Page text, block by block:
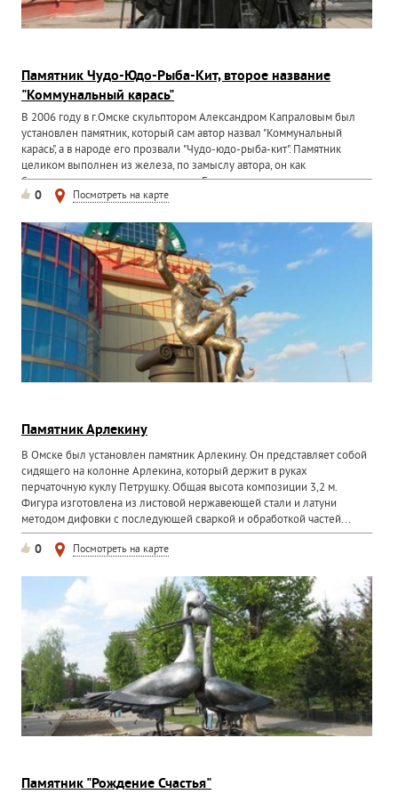
Памятник Чудо-Юдо-Рыба-Кит, второе название
"Коммунальный карась"
В 2006 году в г.Омске скульптором Александром Капраловым был
установлен памятник, который сам автор назвал "Коммунальный
карась", а в народе его прозвали "Чудо-юдо-рыба-кит". Памятник
целиком выполнен из железа, по замыслу автора, он как
бы символизирует весь мир вокруг. Есть еще и...
0 Посмотреть на карте
Памятник Арлекину
В Омске был установлен памятник Арлекину. Он представляет собой
сидящего на колонне Арлекина, который держит в руках
перчаточную куклу Петрушку. Общая высота композиции 3,2 м.
Фигура изготовлена из листовой нержавеющей стали и латуни
методом дифовки с последующей сваркой и обработкой частей...
0 Посмотреть на карте
Памятник "Рождение Счастья"